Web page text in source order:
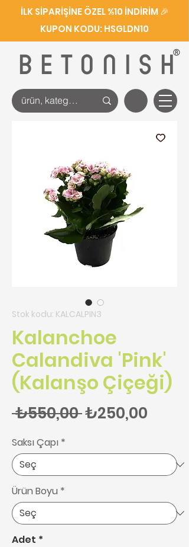
BETONISH
®
İLK SİPARİŞİNE ÖZEL %10 İNDİRİM 🎉
KUPON KODU: HSGLDN10
Stok kodu: KALCALPIN3
Kalanchoe
Calandiva 'Pink'
(Kalanşo Çiçeği)
₺550,00 Normal Fiyat
₺250,00
Saksı Çapı *
Ürün Boyu *
Adet *